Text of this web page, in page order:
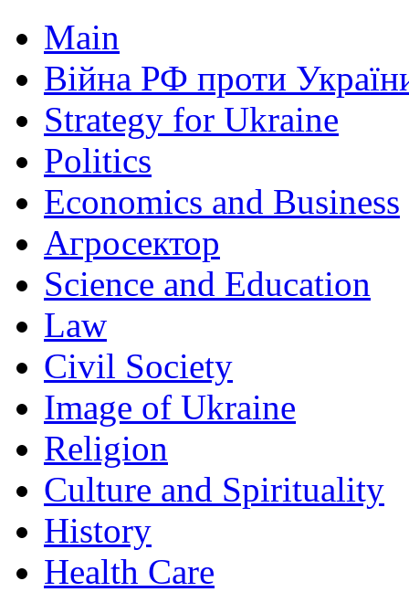
Main
Війна РФ проти
Strategy for Ukraine
Politics
Economics and Business
Агросектор
Science and Education
Law
Civil Society
Image of Ukraine
Religion
Culture and Spirituality
History
Health Care